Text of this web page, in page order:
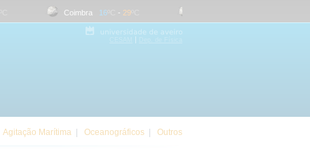
Coimbra 16ºC 29ºC
|
Agitação Marítima Oceanográficos Outros